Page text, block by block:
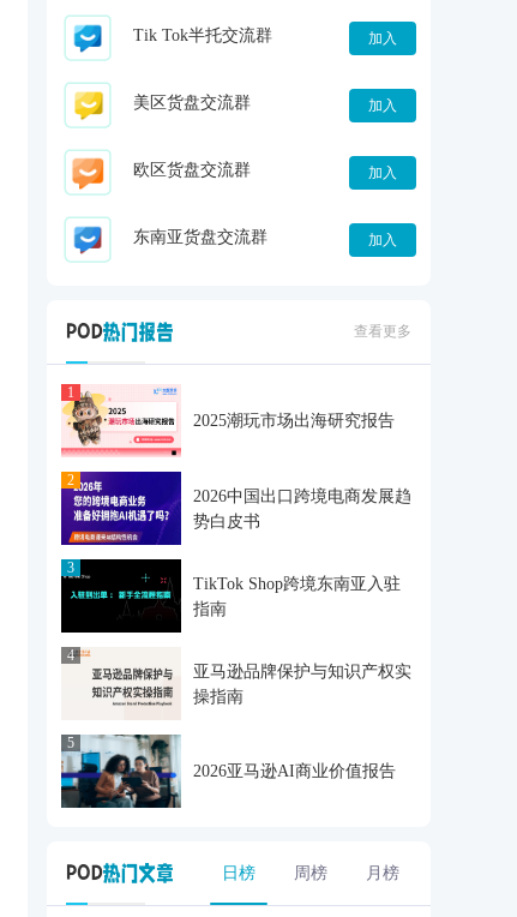
Tik Tok半托交流群 加入
美区货盘交流群 加入
欧区货盘交流群 加入
东南亚货盘交流群 加入
查看更多
1
2025潮玩市场出海研究报告
2
2026中国出口跨境电商发展趋
势白皮书
3
TikTok Shop跨境东南亚入驻
指南
4
亚马逊品牌保护与知识产权实
操指南
5
2026亚马逊AI商业价值报告
日榜 周榜 月榜